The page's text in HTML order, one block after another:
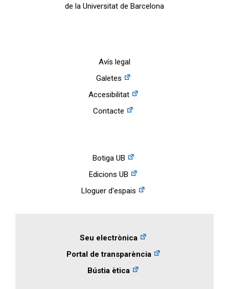
de la Universitat de Barcelona
Avís legal
Galetes
Accesibilitat
Contacte
Botiga UB
Edicions UB
Lloguer d'espais
Seu electrònica
Portal de transparència
Bústia ètica